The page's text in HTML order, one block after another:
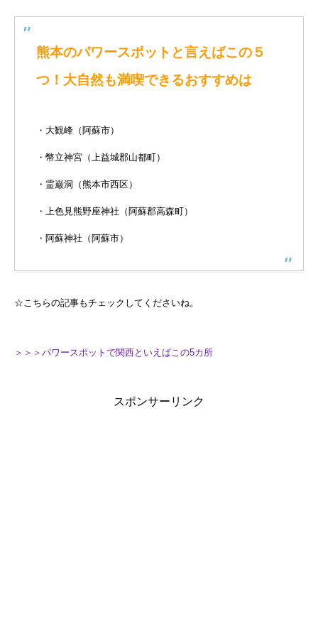
熊本のパワースポットと言えばこの５
つ！大自然も満喫できるおすすめは
・大観峰（阿蘇市）
・幣立神宮（上益城郡山都町）
・霊巌洞（熊本市西区）
・上色見熊野座神社（阿蘇郡高森町）
・阿蘇神社（阿蘇市）
☆こちらの記事もチェックしてくださいね。
＞＞＞パワースポットで関西といえばこの5カ所
スポンサーリンク